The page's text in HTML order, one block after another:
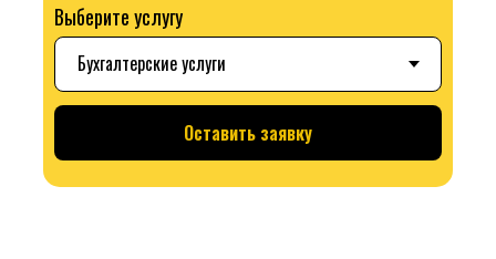
Выберите услугу
Оставить заявку